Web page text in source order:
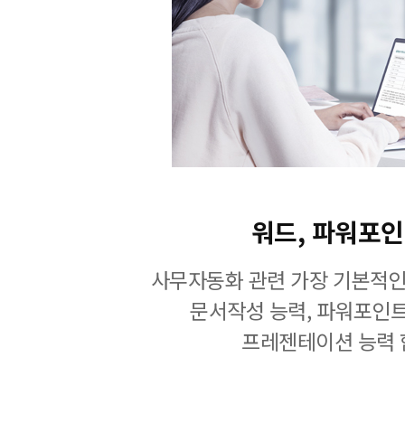
워드, 파워포
사무자동화 관련 가장 기본적
문서작성 능력, 파워포인
프레젠테이션 능력